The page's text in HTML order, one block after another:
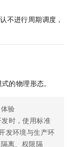
不进行周期调度，
的物理形态。
验
时，使用标准
发环境与生产环
离、权限隔